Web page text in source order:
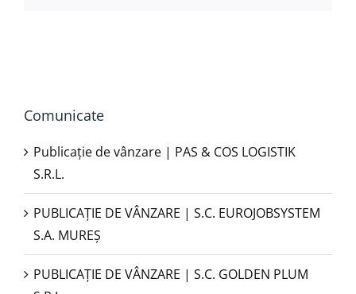
Comunicate
Publicație de vânzare | PAS & COS LOGISTIK
S.R.L.
PUBLICAŢIE DE VÂNZARE | S.C. EUROJOBSYSTEM
S.A. MUREȘ
PUBLICAȚIE DE VÂNZARE | S.C. GOLDEN PLUM